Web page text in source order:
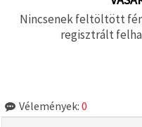
Nincsenek feltöltött
regisztrált
Vélemények: 0